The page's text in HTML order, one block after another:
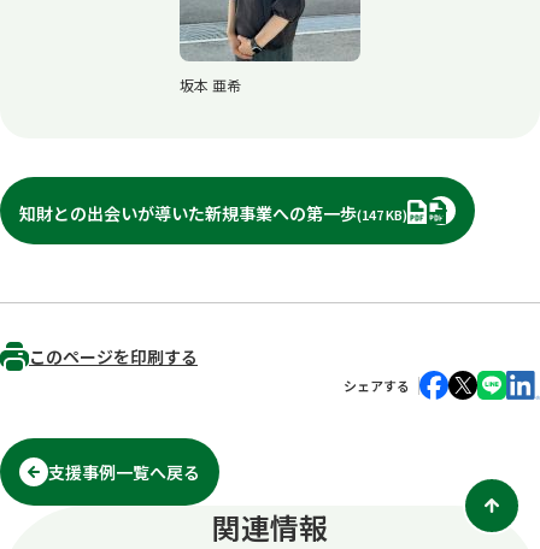
坂本 亜希
知財との出会いが導いた新規事業への第一歩(147 KB) PDF
このページを印刷する
シェアする
支援事例一覧へ戻る
関連情報